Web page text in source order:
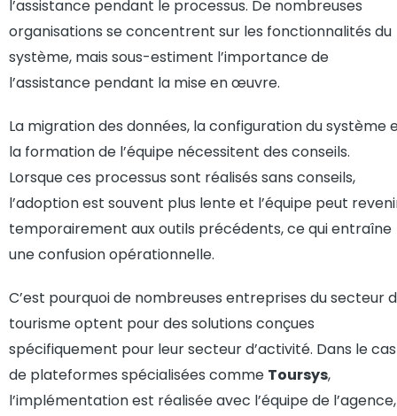
l’assistance pendant le processus. De nombreuses
organisations se concentrent sur les fonctionnalités du
système, mais sous-estiment l’importance de
l’assistance pendant la mise en œuvre.
La migration des données, la configuration du système
la formation de l’équipe nécessitent des conseils.
Lorsque ces processus sont réalisés sans conseils,
l’adoption est souvent plus lente et l’équipe peut
temporairement aux outils précédents, ce qui entraîne
une confusion opérationnelle.
C’est pourquoi de nombreuses entreprises du secteur
tourisme optent pour des solutions conçues
spécifiquement pour leur secteur d’activité. Dans le cas
de plateformes spécialisées comme Toursys,
l’implémentation est réalisée avec l’équipe de l’agence,